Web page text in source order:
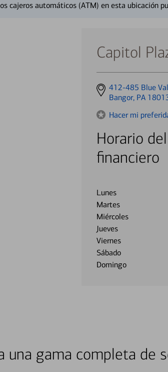
cajeros automáticos (ATM) en esta ubicación
Capitol
Get
directions
412-485 Blue
Bangor, PA
Hacer mi
Horario
financiero
Lunes
Martes
Miércoles
Jueves
Viernes
Sábado
Domingo
una gama completa de